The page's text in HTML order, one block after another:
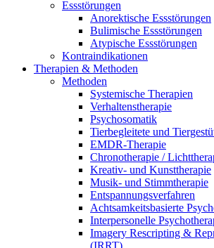
Essstörungen
Anorektische Essstörungen
Bulimische Essstörungen
Atypische Essstörungen
Kontraindikationen
Therapien & Methoden
Methoden
Systemische Therapien
Verhaltenstherapie
Psychosomatik
Tierbegleitete und
EMDR-Therapie
Chronotherapie /
Kreativ- und Kunsttherapie
Musik- und Stimmtherapie
Entspannungsverfahren
Achtsamkeitsbasierte
Interpersonelle
Imagery Rescripting &
(IRRT)